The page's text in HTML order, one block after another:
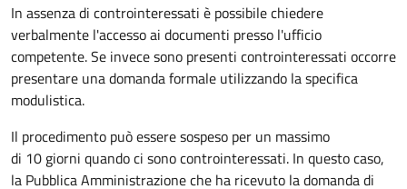
In assenza di controinteressati è possibile chiedere
verbalmente l'accesso ai documenti presso l'ufficio
competente. Se invece sono presenti controinteressati occorre
presentare una domanda formale utilizzando la specifica
modulistica.
Il procedimento può essere sospeso per un massimo
di 10 giorni quando ci sono controinteressati. In questo caso,
la Pubblica Amministrazione che ha ricevuto la domanda di